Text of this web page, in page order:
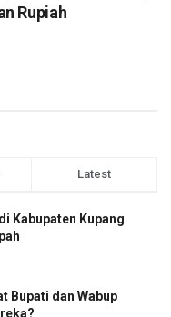
Rupiah
Latest
Kabupaten Kupang
Bupati dan Wabup